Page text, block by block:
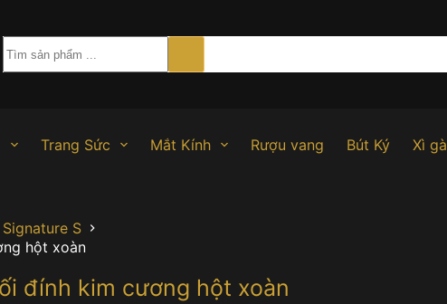
Trang Sức Mắt Kính Rượu vang Bút Ký Xì gà
S
hột xoàn
đính kim cương hột xoàn